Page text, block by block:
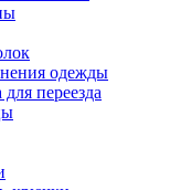
одежды
переезда